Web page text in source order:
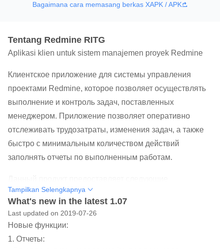
Bagaimana cara memasang berkas XAPK / APK
Tentang Redmine RITG
Aplikasi klien untuk sistem manajemen proyek Redmine
Клиентское приложение для системы управления
проектами Redmine, которое позволяет осуществлять
выполнение и контроль задач, поставленных
менеджером. Приложение позволяет оперативно
отслеживать трудозатраты, изменения задач, а также
быстро с минимальным количеством действий
заполнять отчеты по выполненным работам.
возможности:
• динамическое управление задачами. Минимизация
действий пользователя при работе с задачами;
• гибкая система доступа, основанная на ролях,
Tampilkan Selengkapnya
What's new in the latest 1.07
Last updated on 2019-07-26
Новые функции:
1. Отчеты: